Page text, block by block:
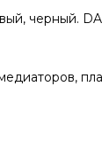
черный.